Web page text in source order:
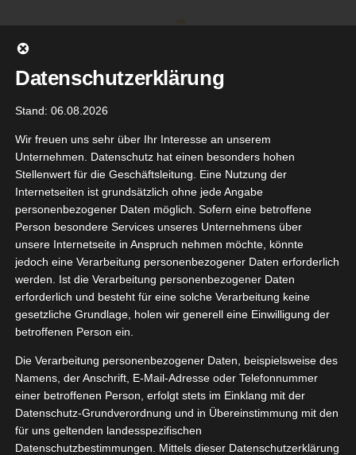
springen
Gehe zu ...
06, 2025
Weleda
Wellness
Datenschutzerklärung
Stand: 06.08.2026
Wir freuen uns sehr über Ihr Interesse an unserem
Unternehmen. Datenschutz hat einen besonders hohen
Stellenwert für die Geschäftsleitung. Eine Nutzung der
Internetseiten ist grundsätzlich ohne jede Angabe
personenbezogener Daten möglich. Sofern eine betroffene
Person besondere Services unseres Unternehmens über
unsere Internetseite in Anspruch nehmen möchte, könnte
jedoch eine Verarbeitung personenbezogener Daten erforderlich
werden. Ist die Verarbeitung personenbezogener Daten
erforderlich und besteht für eine solche Verarbeitung keine
gesetzliche Grundlage, holen wir generell eine Einwilligung der
betroffenen Person ein.
Die Verarbeitung personenbezogener Daten, beispielsweise des
Namens, der Anschrift, E-Mail-Adresse oder Telefonnummer
einer betroffenen Person, erfolgt stets im Einklang mit der
Datenschutz-Grundverordnung und in Übereinstimmung mit den
für uns geltenden landesspezifischen
Datenschutzbestimmungen. Mittels dieser Datenschutzerklärung